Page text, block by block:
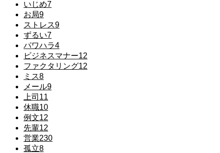
いじめ7
お局9
ストレス9
ずるい7
パワハラ4
ビジネスマナー12
ファクタリング12
ミス8
メール9
上司 11
休職10
例文12
先輩12
営業230
孤立8